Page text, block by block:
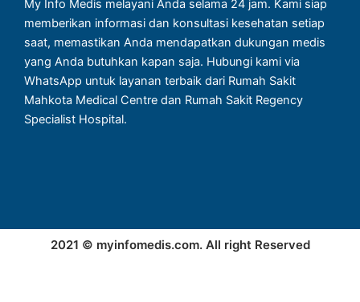
My Info Medis melayani Anda selama 24 jam. Kami siap
memberikan informasi dan konsultasi kesehatan setiap
saat, memastikan Anda mendapatkan dukungan medis
yang Anda butuhkan kapan saja. Hubungi kami via
WhatsApp untuk layanan terbaik dari Rumah Sakit
Mahkota Medical Centre dan Rumah Sakit Regency
Specialist Hospital.
2021 © myinfomedis.com. All right Reserved